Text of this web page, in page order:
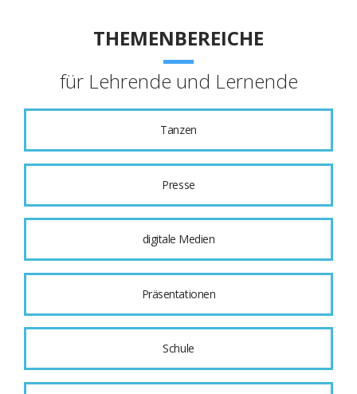
THEMENBEREICHE
für Lehrende und Lernende
Tanzen
Presse
digitale Medien
Präsentationen
Schule